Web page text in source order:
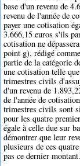
base d'un revenu de
revenu de l'année de
payer une cotisation
3.666,15 euros s'ils
cotisation ne
point g), rédigé
partie de la catégorie
une cotisation telle
trimestres civils
d'un revenu de
de l'année de
trimestres civils sont
pour les quatre
égale à celle due sur
démontrer que leur
plusieurs de ces
pas ce dernier